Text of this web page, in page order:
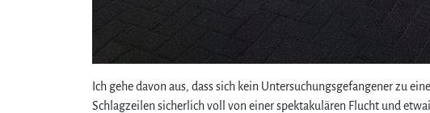
Ich gehe davon aus, dass sich kein Untersuchungsgefangener zu
Schlagzeilen sicherlich voll von einer spektakulären Flucht und